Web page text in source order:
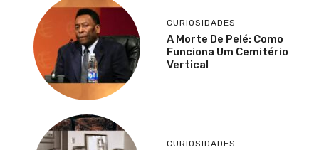
CURIOSIDADES
A Morte De Pelé: Como
Funciona Um Cemitério
Vertical
CURIOSIDADES